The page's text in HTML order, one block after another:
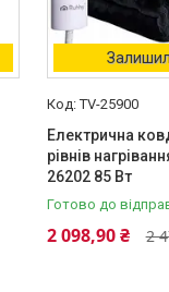
TV-25900
Електрична
рівнів
26202 85 Вт
Готово до
2
2 098,90 ₴